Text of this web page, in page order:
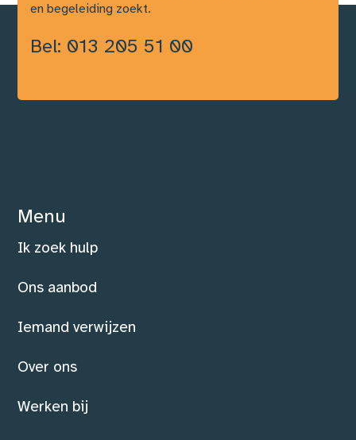
en begeleiding zoekt.
Bel: 013 205 51 00
Menu
Ik zoek hulp
Ons aanbod
Iemand verwijzen
Over ons
Werken bij